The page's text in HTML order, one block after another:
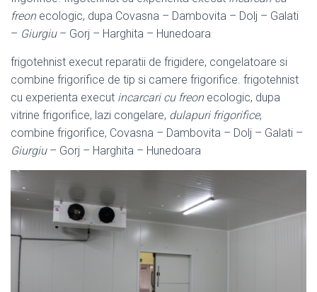
freonecologic, dupa Covasna – Dambovita – Dolj – Galati
– Giurgiu– Gorj – Harghita – Hunedoara
frigotehnist execut reparatii de frigidere, congelatoare si
combine frigorifice de tip si camere frigorifice. frigotehnist
cu experienta execut incarcari cu freonecologic, dupa
vitrine frigorifice, lazi congelare, dulapuri frigorifice,
combine frigorifice, Covasna – Dambovita – Dolj – Galati –
Giurgiu– Gorj – Harghita – Hunedoara